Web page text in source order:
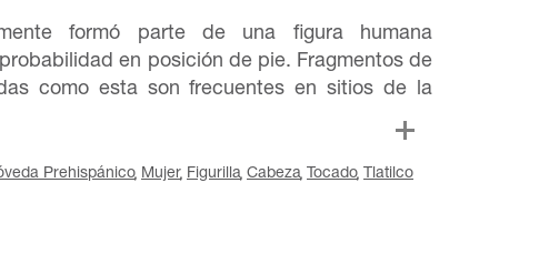
formó parte de una figura humana
en posición de pie. Fragmentos de
como esta son frecuentes en sitios de la
Prehispánico Mujer Figurilla Cabeza Tocado Tlatilco